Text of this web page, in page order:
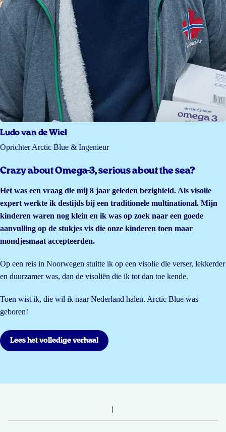
Ludo van de Wiel
Oprichter Arctic Blue & Ingenieur
Crazy about Omega-3, serious about the sea?
Het was een vraag die mij 8 jaar geleden bezighield. Als visolie
expert werkte ik destijds bij een traditionele multinational. Mijn
kinderen waren nog klein en ik was op zoek naar een goede
aanvulling op de stukjes vis die onze kinderen toen maar
mondjesmaat accepteerden.
Op een reis in Noorwegen stuitte ik op een visolie die verser, lekkerder
en duurzamer was, dan de visoliën die ik tot dan toe kende.
Toen wist ik, die wil ik naar Nederland halen. Arctic Blue was
geboren!
Lees het volledige verhaal